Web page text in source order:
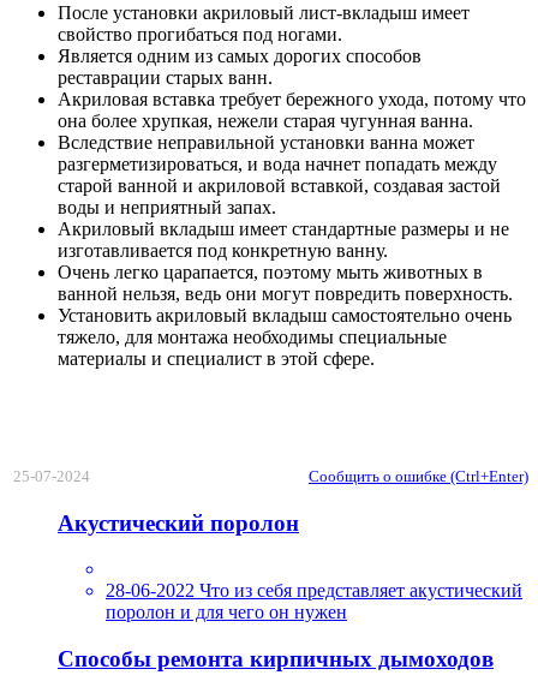
После установки акриловый лист-вкладыш имеет
свойство прогибаться под ногами.
Является одним из самых дорогих способов
реставрации старых ванн.
Акриловая вставка требует бережного ухода, потому что
она более хрупкая, нежели старая чугунная ванна.
Вследствие неправильной установки ванна может
разгерметизироваться, и вода начнет попадать между
старой ванной и акриловой вставкой, создавая застой
воды и неприятный запах.
Акриловый вкладыш имеет стандартные размеры и не
изготавливается под конкретную ванну.
Очень легко царапается, поэтому мыть животных в
ванной нельзя, ведь они могут повредить поверхность.
Установить акриловый вкладыш самостоятельно очень
тяжело, для монтажа необходимы специальные
материалы и специалист в этой сфере.
25-07-2024 Сообщить о ошибке (Ctrl+Enter)
Акустический поролон
28-06-2022 Что из себя представляет акустический
поролон и для чего он нужен
Способы ремонта кирпичных дымоходов